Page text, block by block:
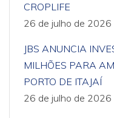
CROPLIFE
26 de julho de 2026
JBS ANUNCIA
MILHÕES PARA
PORTO DE ITAJAÍ
26 de julho de 2026